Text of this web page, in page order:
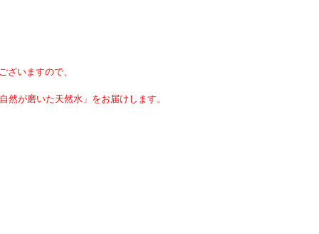
いますので、
磨いた天然水」をお届けします。